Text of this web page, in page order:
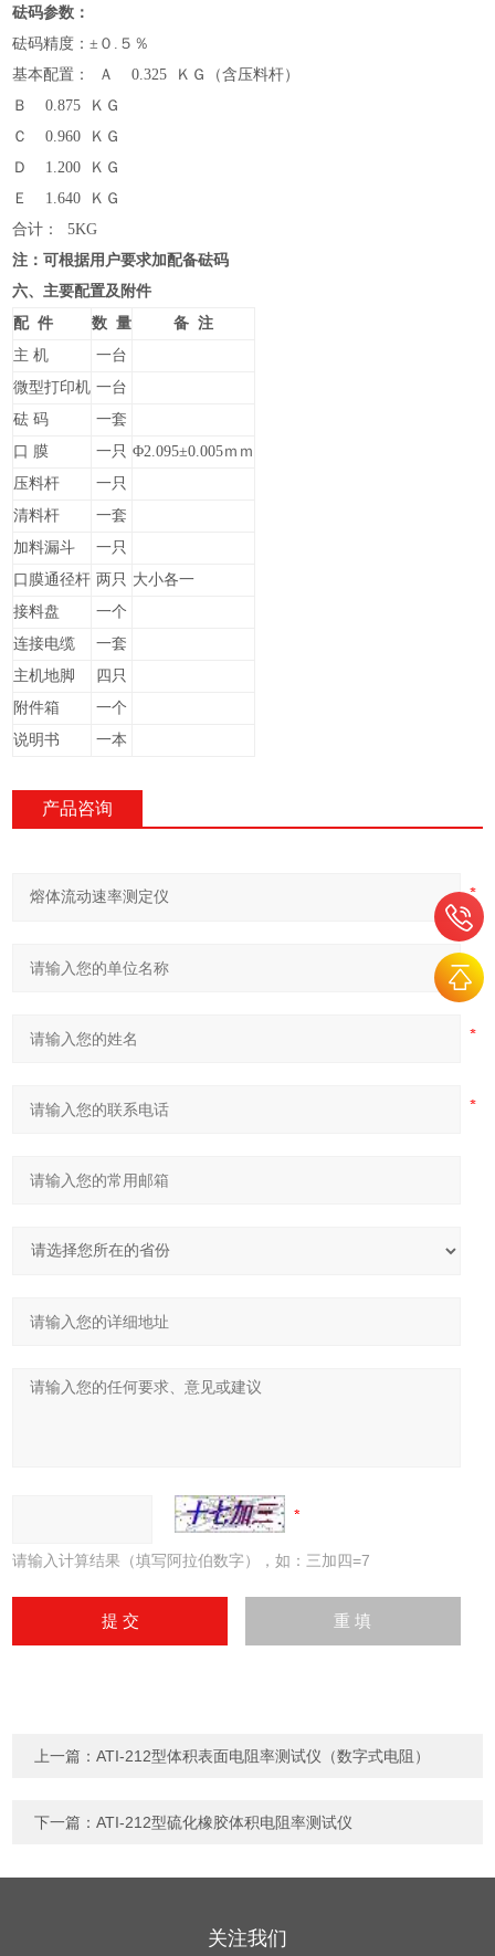
砝码参数：
砝码精度：±０.５％
基本配置： Ａ 0.325 ＫＧ（含压料杆）
Ｂ 0.875 ＫＧ
Ｃ 0.960 ＫＧ
Ｄ 1.200 ＫＧ
Ｅ 1.640 ＫＧ
合计： 5KG
注：可根据用户要求加配备砝码
六、主要配置及附件
配 件
数 量
备 注
主 机
一台
微型打印机 一台
砝 码
一套
口 膜
一只 Φ2.095±0.005ｍｍ
压料杆
一只
清料杆
一套
加料漏斗
一只
口膜通径杆 两只 大小各一
接料盘
一个
连接电缆
一套
主机地脚
四只
附件箱
一个
说明书
一本
产品咨询
请输入计算结果（填写阿拉伯数字），如：三加四=7
上一篇：ATI-212型体积表面电阻率测试仪（数字式电阻）
下一篇：ATI-212型硫化橡胶体积电阻率测试仪
关注我们